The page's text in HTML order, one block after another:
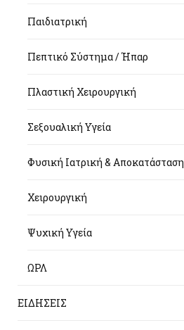
Παιδιατρική
Πεπτικό Σύστημα / Ήπαρ
Πλαστική Χειρουργική
Σεξουαλική Υγεία
Φυσική Ιατρική & Αποκατάσταση
Χειρουργική
Ψυχική Υγεία
ΩΡΛ
ΕΙΔΗΣΕΙΣ